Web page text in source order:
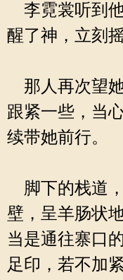
李霓裳听到
醒了神，立刻摇
那人再次望
跟紧一些，当
续带她前行。
脚下的栈道
壁，呈羊肠状
当是通往寨口
足印，若不加